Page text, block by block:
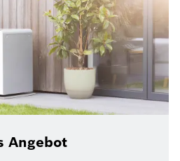
Angebot